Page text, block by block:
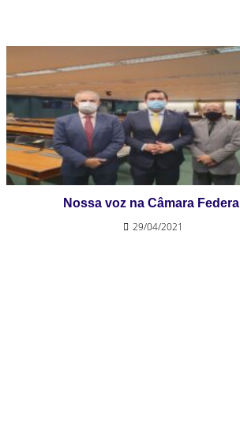
Nossa voz na Câmara Federal
29/04/2021